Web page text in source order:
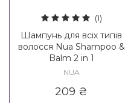
(1)
Шампунь для всіх типів
волосся Nua Shampoo &
Balm 2 in 1
NUA
209 ₴